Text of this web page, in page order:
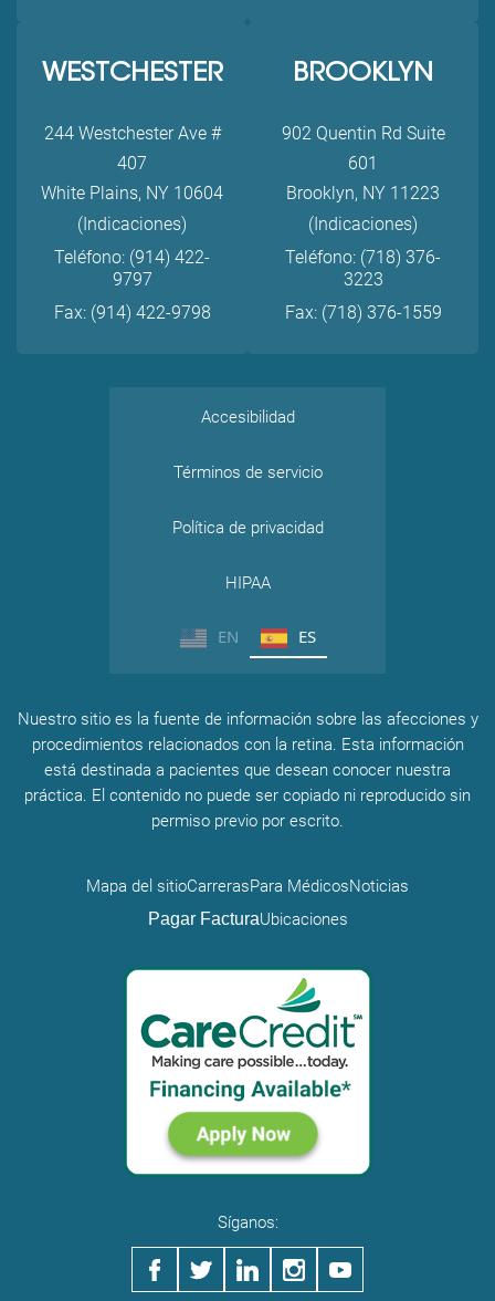
WESTCHESTER
244 Westchester Ave #
407
White Plains, NY 10604
(Indicaciones)
Teléfono: (914) 422-
9797
Fax: (914) 422-9798
BROOKLYN
902 Quentin Rd Suite
601
Brooklyn, NY 11223
(Indicaciones)
Teléfono: (718) 376-
3223
Fax: (718) 376-1559
Accesibilidad
Términos de servicio
Política de privacidad
HIPAA
EN ES
Nuestro sitio es la fuente de información sobre las afecciones y
procedimientos relacionados con la retina. Esta información
está destinada a pacientes que desean conocer nuestra
práctica. El contenido no puede ser copiado ni reproducido sin
permiso previo por escrito.
Mapa del sitioCarrerasPara MédicosNoticias
Pagar FacturaUbicaciones
Síganos: